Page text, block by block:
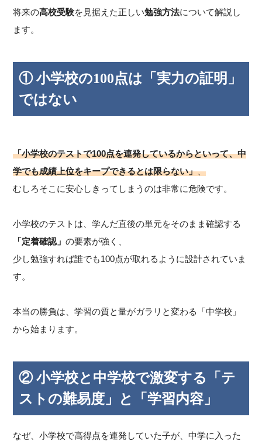
将来の高校受験を見据えた正しい勉強方法について解説し
ます。
① 小学校の100点は「実力の証明」
ではない
「小学校のテストで100点を連発しているからといって、中
学でも成績上位をキープできるとは限らない」、
むしろそこに安心しきってしまうのは非常に危険です。
小学校のテストは、学んだ直後の単元をそのまま確認する
「定着確認」の要素が強く、
少し勉強すれば誰でも100点が取れるように設計されていま
す。
本当の勝負は、学習の質と量がガラリと変わる「中学校」
から始まります。
② 小学校と中学校で激変する「テ
ストの難易度」と「学習内容」
なぜ、小学校で高得点を連発していた子が、中学に入った